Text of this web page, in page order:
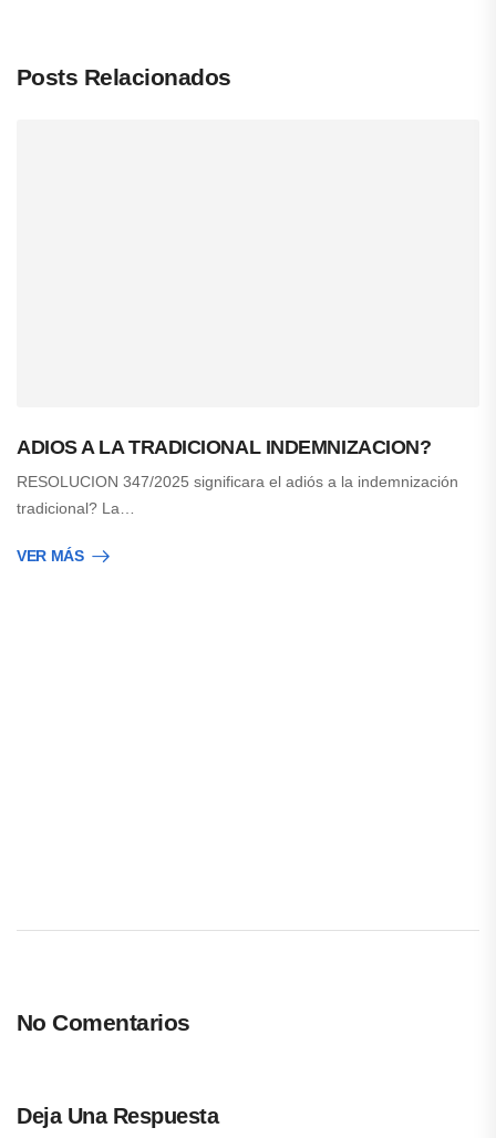
Posts Relacionados
ADIOS A LA TRADICIONAL INDEMNIZACION?
RESOLUCION 347/2025 significara el adiós a la indemnización
tradicional? La…
VER MÁS
No Comentarios
Deja Una Respuesta